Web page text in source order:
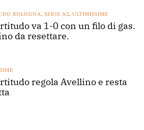
BOLOGNA, SERIE A2, ULTIMISSIME
va 1-0 con un filo di gas.
da resettare.
regola Avellino e resta